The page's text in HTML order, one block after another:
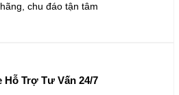
chu đáo tận tâm
Hỗ Trợ Tư Vấn 24/7